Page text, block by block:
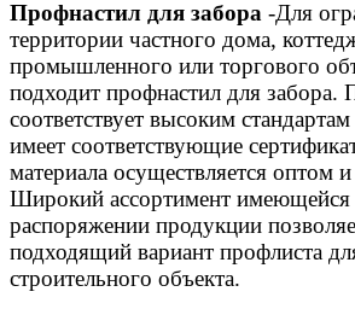
Профнастил для забора -Для
территории частного дома,
промышленного или торгового
подходит профнастил для забора.
соответствует высоким
имеет соответствующие
материала осуществляется оптом
Широкий ассортимент
распоряжении продукции
подходящий вариант профлиста
строительного объекта.